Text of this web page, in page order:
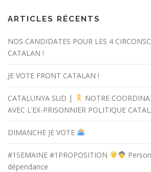
ARTICLES RÉCENTS
NOS CANDIDATES POUR LES 4
CATALAN !
JE VOTE FRONT CATALAN !
CATALUNYA SUD |
NOTRE
AVEC L’EX-PRISONNIER POLITIQUE
DIMANCHE JE VOTE
#1SEMAINE #1PROPOSITION
dépendance